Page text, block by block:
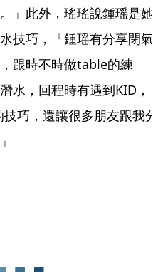
」此外，瑤瑤說鍾瑶是她
技巧，「鍾瑶有分享閉氣
跟時不時做table的練
水，回程時有遇到KID，
巧，還讓很多朋友跟我分